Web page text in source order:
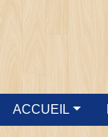
ACCUEIL